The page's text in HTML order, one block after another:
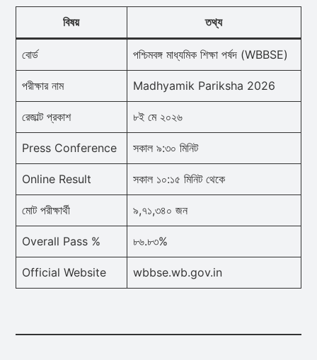
বিষয় তথ্য
বোর্ড পশ্চিমবঙ্গ মাধ্যমিক শিক্ষা পর্ষদ (WBBSE)
পরীক্ষার নাম Madhyamik Pariksha 2026
রেজাল্ট প্রকাশ ৮ই মে ২০২৬
Press Conference সকাল ৯:৩০ মিনিট
Online Result সকাল ১০:১৫ মিনিট থেকে
মোট পরীক্ষার্থী ৯,৭১,৩৪০ জন
Overall Pass % ৮৬.৮৩%
Official Website wbbse.wb.gov.in